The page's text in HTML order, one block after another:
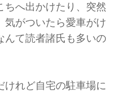
ちへ出かけたり、突然
気がついたら愛車がけ
んて読者諸氏も多いの
けれど自宅の駐車場に